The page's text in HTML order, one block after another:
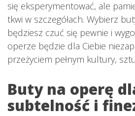
się eksperymentować, ale
tkwi w szczegółach. Wybierz
będziesz czuć się pewnie i
operze będzie dla Ciebie
przeżyciem pełnym kultury,
Buty na operę
subtelność i